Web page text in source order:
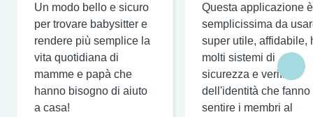
Un modo bello e sicuro
per trovare babysitter e
rendere più semplice la
vita quotidiana di
mamme e papà che
hanno bisogno di aiuto
a casa!
Questa applicazione è
semplicissima da
super utile, affidabile,
molti sistemi di
sicurezza e verifica
dell'identità che fanno
sentire i membri al